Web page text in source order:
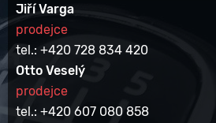
Jiří Varga
prodejce
tel.: +420 728 834 420
Otto Veselý
prodejce
tel.: +420 607 080 858